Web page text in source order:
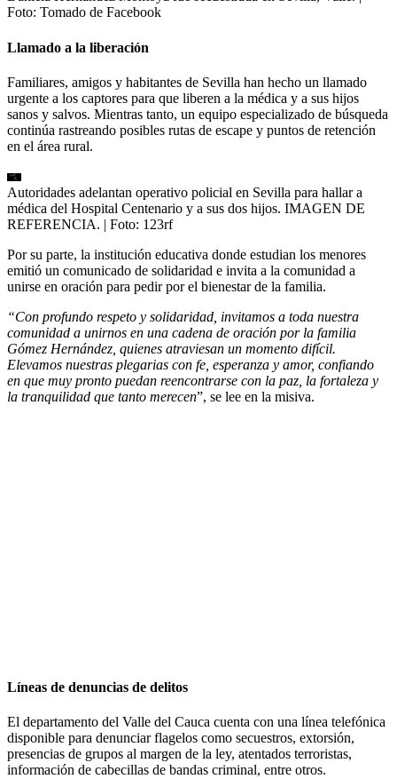
Foto: Tomado de Facebook
Llamado a la liberación
Familiares, amigos y habitantes de Sevilla han hecho un llamado
urgente a los captores para que liberen a la médica y a sus hijos
sanos y salvos. Mientras tanto, un equipo especializado de búsqueda
continúa rastreando posibles rutas de escape y puntos de retención
en el área rural.
Autoridades adelantan operativo policial en Sevilla para hallar a
médica del Hospital Centenario y a sus dos hijos. IMAGEN DE
REFERENCIA. | Foto: 123rf
Por su parte, la institución educativa donde estudian los menores
emitió un comunicado de solidaridad e invita a la comunidad a
unirse en oración para pedir por el bienestar de la familia.
“Con profundo respeto y solidaridad, invitamos a toda nuestra
comunidad a unirnos en una cadena de oración por la familia
Gómez Hernández, quienes atraviesan un momento difícil.
Elevamos nuestras plegarias con fe, esperanza y amor, confiando
en que muy pronto puedan reencontrarse con la paz, la fortaleza y
la tranquilidad que tanto merecen”, se lee en la misiva.
Líneas de denuncias de delitos
El departamento del Valle del Cauca cuenta con una línea telefónica
disponible para denunciar flagelos como secuestros, extorsión,
presencias de grupos al margen de la ley, atentados terroristas,
información de cabecillas de bandas criminal, entre otros.